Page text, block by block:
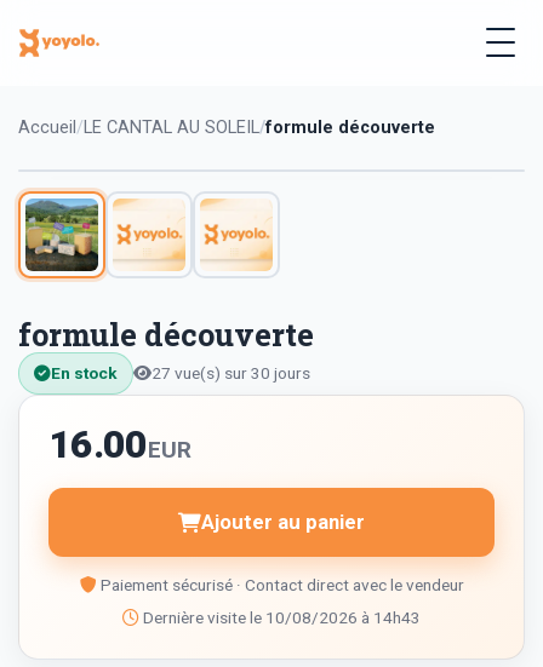
Accueil LE CANTAL AU SOLEIL formule découverte
formule découverte
En stock 27 vue(s) sur 30 jours
16.00EUR
Ajouter au panier
Paiement sécurisé · Contact direct avec le vendeur
Dernière visite le 10/08/2026 à 14h43